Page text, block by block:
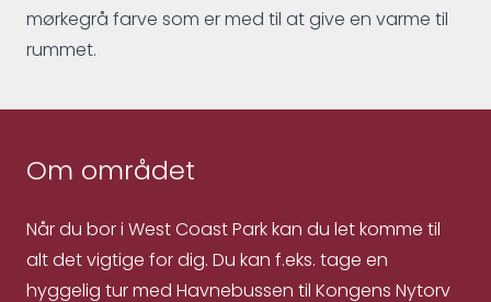
mørkegrå farve som er med til at give en varme til
rummet.
Om området
Når du bor i West Coast Park kan du let komme til
alt det vigtige for dig. Du kan f.eks. tage en
hyggelig tur med Havnebussen til Kongens Nytorv